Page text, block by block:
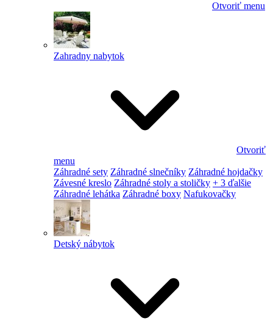
Otvoriť menu
Zahradny nabytok
Otvoriť
menu
Záhradné sety Záhradné slnečníky Záhradné hojdačky
Závesné kreslo Záhradné stoly a stoličky + 3 ďalšie
Záhradné lehátka Záhradné boxy Nafukovačky
Detský nábytok